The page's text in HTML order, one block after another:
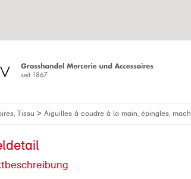
Tissu > Aiguilles à coudre à la main, épingles,